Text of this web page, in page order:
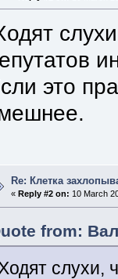
это
Re: Клетка
«Reply #2 on: 10 March
from:
слухи,